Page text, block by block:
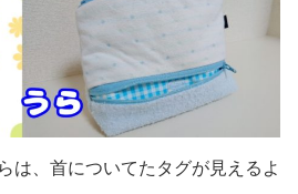
は、首についてたタグが見えるよ